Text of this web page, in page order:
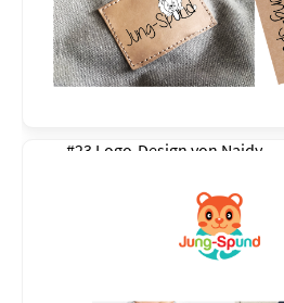
#23 Logo-Design von Naidy